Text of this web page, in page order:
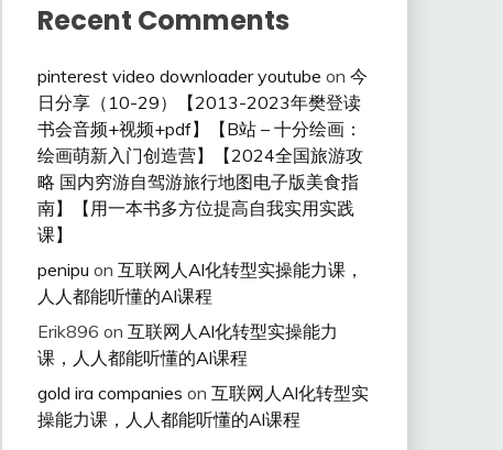
Recent Comments
pinterest video downloader youtube on 今
日分享（10-29）【2013-2023年樊登读
书会音频+视频+pdf】【B站 – 十分绘画：
绘画萌新入门创造营】【2024全国旅游攻
略 国内穷游自驾游旅行地图电子版美食指
南】【用一本书多方位提高自我实用实践
课】
penipu on 互联网人Al化转型实操能力课，
人人都能听懂的Al课程
Erik896 on 互联网人Al化转型实操能力
课，人人都能听懂的Al课程
gold ira companies on 互联网人Al化转型实
操能力课，人人都能听懂的Al课程